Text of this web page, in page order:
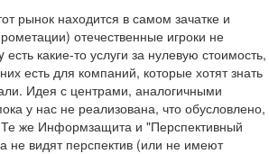
рынок находится в самом зачатке и
отечественные игроки не
какие-то услуги за нулевую стоимость,
есть для компаний, которые хотят знать
Идея с центрами, аналогичными
у нас не реализована, что обусловлено,
Те же Информзащита и "Перспективный
не видят перспектив (или не имеют